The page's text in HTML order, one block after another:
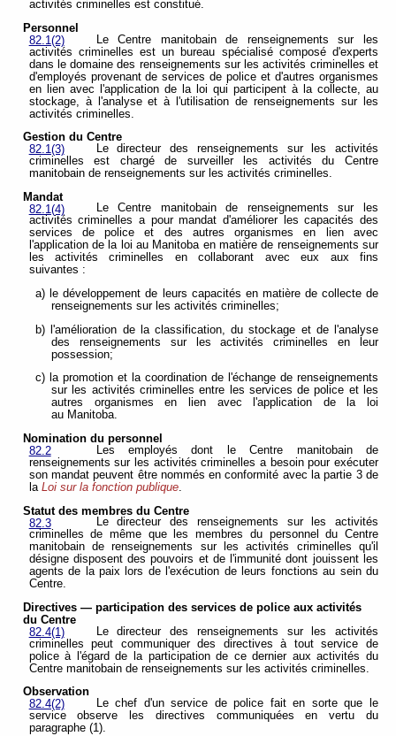
activités criminelles est constitué.
Personnel
82.1(2)
Le Centre manitobain de renseignements sur les
activités criminelles est un bureau spécialisé composé d'experts
dans le domaine des renseignements sur les activités criminelles et
d'employés provenant de services de police et d'autres organismes
en lien avec l'application de la loi qui participent à la collecte, au
stockage, à l'analyse et à l'utilisation de renseignements sur les
activités criminelles.
Gestion du Centre
82.1(3)
Le directeur des renseignements sur les activités
criminelles est chargé de surveiller les activités
du Centre
manitobain de renseignements sur les activités criminelles.
Mandat
82.1(4)
Le Centre manitobain de renseignements sur les
activités criminelles a pour mandat d'améliorer les capacités des
services de police et des autres organismes en lien avec
l'application de la loi au Manitoba en matière de renseignements sur
les activités criminelles en collaborant avec eux aux fins
suivantes :
a) le développement de leurs capacités en matière de collecte de
renseignements sur les activités criminelles;
b) l'amélioration de la classification, du stockage et de l'analyse
des renseignements sur les activités criminelles en leur
possession;
c) la promotion et la coordination de l'échange de renseignements
sur les activités criminelles entre les services de police et les
autres organismes en lien avec l'application de la loi
au Manitoba.
Nomination du personnel
82.2
Les employés dont le Centre manitobain de
renseignements sur les activités criminelles a besoin pour exécuter
son mandat peuvent être nommés en conformité avec la partie 3 de
la Loi sur la fonction publique.
Statut des membres du Centre
82.3
Le directeur des renseignements sur les activités
criminelles de même que les membres du personnel du Centre
manitobain de renseignements sur les activités criminelles qu'il
désigne disposent des pouvoirs et de l'immunité dont jouissent les
agents de la paix lors de l'exécution de leurs fonctions au sein du
Centre.
Directives — participation des services de police aux activités
du Centre
82.4(1)
Le directeur des renseignements sur les activités
criminelles peut communiquer des directives à tout service de
police à l'égard de la participation de ce dernier aux activités du
Centre manitobain de renseignements sur les activités criminelles.
Observation
82.4(2)
Le chef d'un service de police fait en sorte que le
service observe les directives communiquées en vertu du
paragraphe (1).